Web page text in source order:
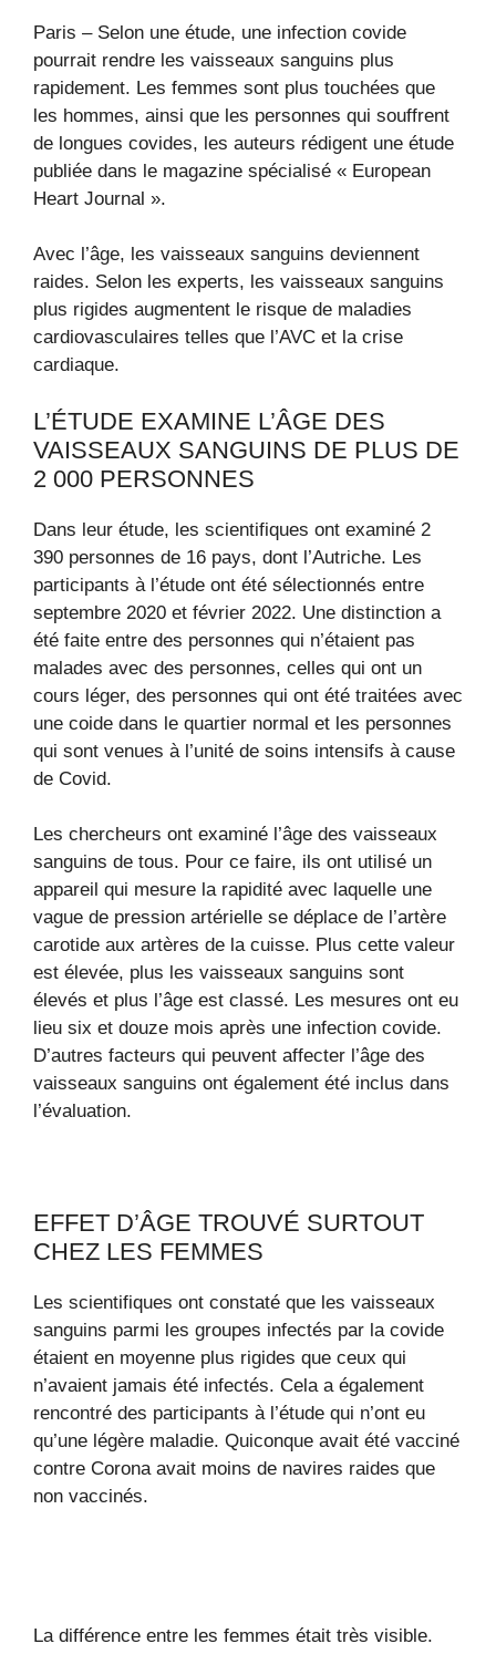
Paris – Selon une étude, une infection covide
pourrait rendre les vaisseaux sanguins plus
rapidement. Les femmes sont plus touchées que
les hommes, ainsi que les personnes qui souffrent
de longues covides, les auteurs rédigent une étude
publiée dans le magazine spécialisé « European
Heart Journal ».
Avec l’âge, les vaisseaux sanguins deviennent
raides. Selon les experts, les vaisseaux sanguins
plus rigides augmentent le risque de maladies
cardiovasculaires telles que l’AVC et la crise
cardiaque.
L’ÉTUDE EXAMINE L’ÂGE DES
VAISSEAUX SANGUINS DE PLUS DE
2 000 PERSONNES
Dans leur étude, les scientifiques ont examiné 2
390 personnes de 16 pays, dont l’Autriche. Les
participants à l’étude ont été sélectionnés entre
septembre 2020 et février 2022. Une distinction a
été faite entre des personnes qui n’étaient pas
malades avec des personnes, celles qui ont un
cours léger, des personnes qui ont été traitées avec
une coide dans le quartier normal et les personnes
qui sont venues à l’unité de soins intensifs à cause
de Covid.
Les chercheurs ont examiné l’âge des vaisseaux
sanguins de tous. Pour ce faire, ils ont utilisé un
appareil qui mesure la rapidité avec laquelle une
vague de pression artérielle se déplace de l’artère
carotide aux artères de la cuisse. Plus cette valeur
est élevée, plus les vaisseaux sanguins sont
élevés et plus l’âge est classé. Les mesures ont eu
lieu six et douze mois après une infection covide.
D’autres facteurs qui peuvent affecter l’âge des
vaisseaux sanguins ont également été inclus dans
l’évaluation.
EFFET D’ÂGE TROUVÉ SURTOUT
CHEZ LES FEMMES
Les scientifiques ont constaté que les vaisseaux
sanguins parmi les groupes infectés par la covide
étaient en moyenne plus rigides que ceux qui
n’avaient jamais été infectés. Cela a également
rencontré des participants à l’étude qui n’ont eu
qu’une légère maladie. Quiconque avait été vacciné
contre Corona avait moins de navires raides que
non vaccinés.
La différence entre les femmes était très visible.